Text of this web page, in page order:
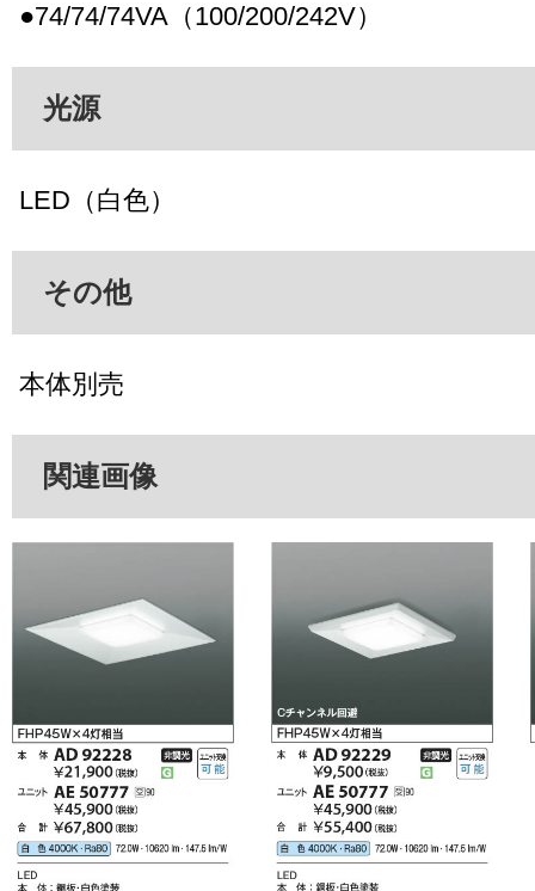
●74/74/74VA（100/200/242V）
光源
LED（白色）
その他
本体別売
関連画像